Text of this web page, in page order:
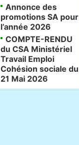
Annonce des
promotions SA pour
l’année 2026
COMPTE-RENDU
du CSA Ministériel
Travail Emploi
Cohésion sociale du
21 Mai 2026